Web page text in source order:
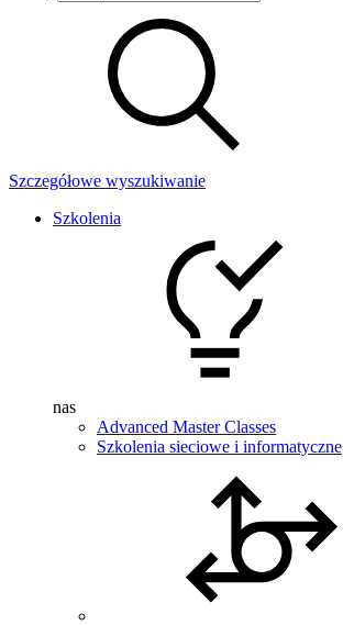
Szczegółowe wyszukiwanie
Szkolenia
nas
Advanced Master Classes
Szkolenia sieciowe i informatyczne